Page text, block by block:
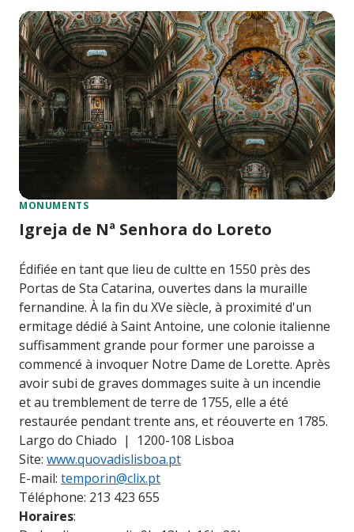
MONUMENTS
Igreja de Nª Senhora do Loreto
Édifiée en tant que lieu de cultte en 1550 près des
Portas de Sta Catarina, ouvertes dans la muraille
fernandine. À la fin du XVe siècle, à proximité d'un
ermitage dédié à Saint Antoine, une colonie italienne
suffisamment grande pour former une paroisse a
commencé à invoquer Notre Dame de Lorette. Après
avoir subi de graves dommages suite à un incendie
et au tremblement de terre de 1755, elle a été
restaurée pendant trente ans, et réouverte en 1785.
Largo do Chiado | 1200-108 Lisboa
Site: www.quovadislisboa.pt
E-mail: temporin@clix.pt
Téléphone: 213 423 655
Horaires: